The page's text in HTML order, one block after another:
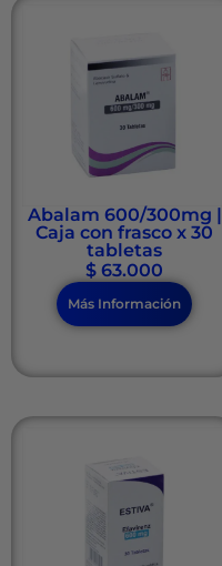
Abalam 600/300mg |
Caja con frasco x 30
tabletas
$ 63.000
Más Información